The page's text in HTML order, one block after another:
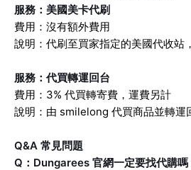
服務：美國美卡代刷
費用：沒有額外費用
說明：代刷至買家指定的美國代收站
服務：代買轉運回台
費用：3% 代買轉寄費，運費另計
說明：由 smilelong 代買商品並轉運
Q&A 常見問題
Q：Dungarees 官網一定要找代購嗎